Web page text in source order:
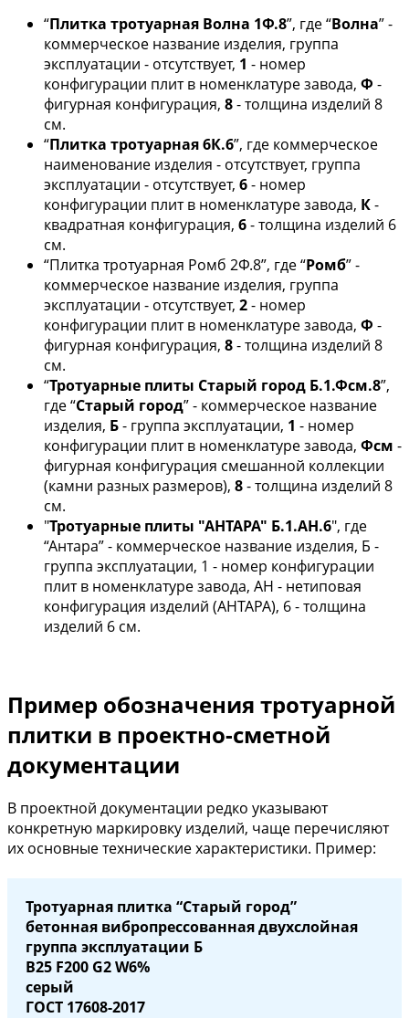
“Плитка тротуарная Волна 1Ф.8”, где “Волна” -
коммерческое название изделия, группа
эксплуатации - отсутствует, 1 - номер
конфигурации плит в номенклатуре завода, Ф -
фигурная конфигурация, 8- толщина изделий 8
см.
“Плитка тротуарная 6К.6”, где коммерческое
наименование изделия - отсутствует, группа
эксплуатации - отсутствует, 6- номер
конфигурации плит в номенклатуре завода, К-
квадратная конфигурация, 6- толщина изделий 6
см.
“Плитка тротуарная Ромб 2Ф.8”, где “Ромб” -
коммерческое название изделия, группа
эксплуатации - отсутствует, 2- номер
конфигурации плит в номенклатуре завода, Ф -
фигурная конфигурация, 8- толщина изделий 8
см.
“Тротуарные плиты Старый город Б.1.Фсм.8”,
где “Старый город” - коммерческое название
изделия, Б- группа эксплуатации, 1 - номер
конфигурации плит в номенклатуре завода, Фсм -
фигурная конфигурация смешанной коллекции
(камни разных размеров), 8- толщина изделий 8
см.
"Тротуарные плиты "АНТАРА" Б.1.АН.6", где
“Антара” - коммерческое название изделия, Б -
группа эксплуатации, 1 - номер конфигурации
плит в номенклатуре завода, АН - нетиповая
конфигурация изделий (АНТАРА), 6 - толщина
изделий 6 см.
Пример обозначения тротуарной
плитки в проектно-сметной
документации
В проектной документации редко указывают
конкретную маркировку изделий, чаще перечисляют
их основные технические характеристики. Пример:
Тротуарная плитка “Старый город”
бетонная вибропрессованная двухслойная
группа эксплуатации Б
В25 F200 G2 W6%
серый
ГОСТ 17608-2017